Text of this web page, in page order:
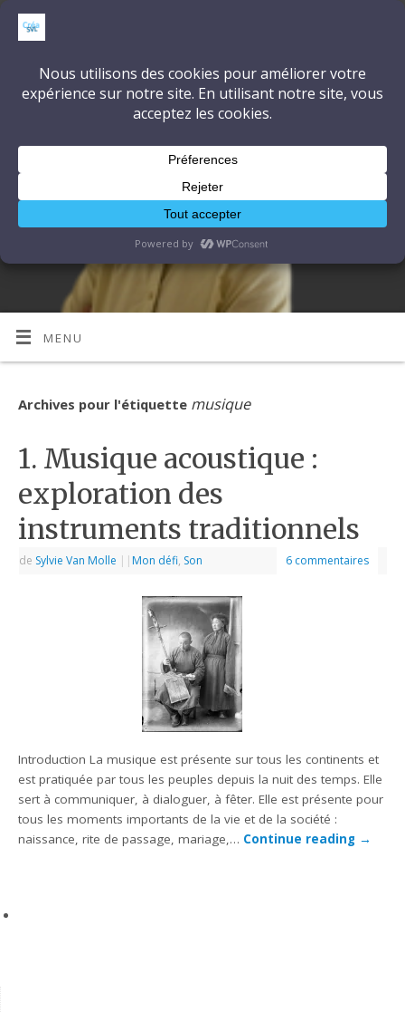
CréaSonVidéoLumière
DÉCOUVRONS ENSEMBLE L'ART ET LA TECHNIQUE
MENU
Archives pour l'étiquette musique
1. Musique acoustique :
exploration des
instruments traditionnels
de Sylvie Van Molle | | Mon défi, Son 6 commentaires
Introduction La musique est présente sur tous les continents et
est pratiquée par tous les peuples depuis la nuit des temps. Elle
sert à communiquer, à dialoguer, à fêter. Elle est présente pour
tous les moments importants de la vie et de la société :
naissance, rite de passage, mariage,… Continue reading →